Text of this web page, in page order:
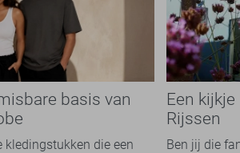
basis van
die een
Een
Rijssen
Ben jij die